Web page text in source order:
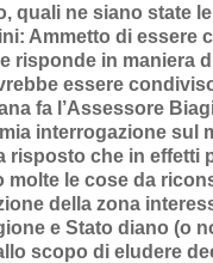
quali ne siano state
Ammetto di essere
risponde in maniera
essere
fa l’Assessore
interrogazione sul
risposto che in effetti
molte le cose da
della zona
e Stato diano (o
scopo di eludere